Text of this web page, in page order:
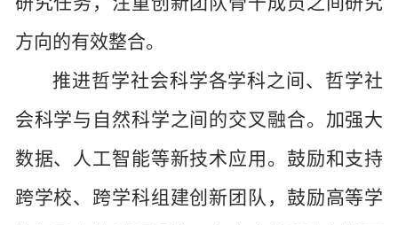
方向的有效整合。
推进哲学社会科学各学科之间、哲学社
会科学与自然科学之间的交叉融合。加强大
数据、人工智能等新技术应用。鼓励和支持
跨学校、跨学科组建创新团队，鼓励高等学